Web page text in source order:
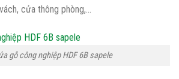
cửa thông phòng,…
gỗ công nghiệp HDF 6B sapele